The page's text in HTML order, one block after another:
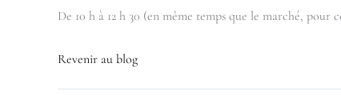
De 10 h à 12 h 30 (en même temps que le marché, pour
Revenir au blog